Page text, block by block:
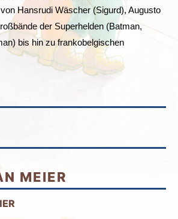
Hansrudi Wäscher (Sigurd), Augusto
der Superhelden (Batman,
bis hin zu frankobelgischen
MEIER